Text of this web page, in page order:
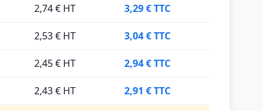
2,74 € HT 3,29 € TTC
2,53 € HT 3,04 € TTC
2,45 € HT 2,94 € TTC
2,43 € HT 2,91 € TTC